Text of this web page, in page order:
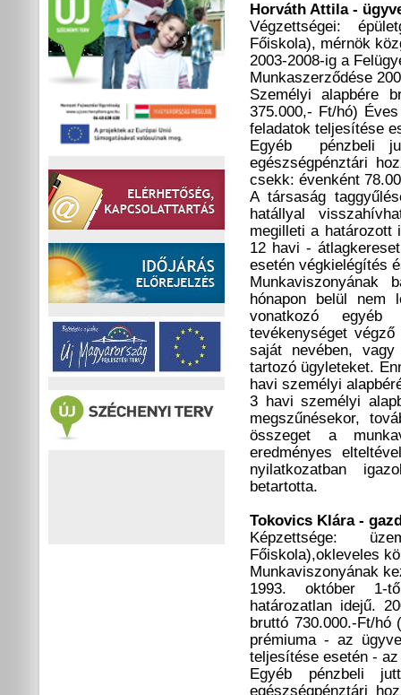
Horváth Attila -
Végzettségei:
Főiskola), mérnök
2003-2008-ig a
Munkaszerződése
Személyi alapbére
375.000,- Ft/hó)
feladatok teljesítése
Egyéb pénzbeli
egészségpénztári
csekk: évenként
A társaság
hatállyal
megilleti a határozott
12 havi -
esetén végkielégítés
Munkaviszonyának
hónapon belül nem
vonatkozó egyéb
tevékenységet
saját nevében,
tartozó ügyleteket.
havi személyi
3 havi személyi
megszűnésekor,
összeget a
eredményes
nyilatkozatban
betartotta.
Tokovics Klára -
Képzettsége:
Főiskola),okleveles
Munkaviszonyának
1993. október 1-
határozatlan idejű.
bruttó 730.000.-Ft/hó
prémiuma - az
teljesítése esetén -
Egyéb pénzbeli
egészségpénztári